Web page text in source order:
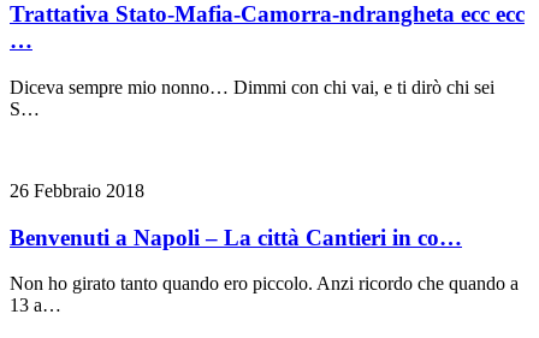
Trattativa Stato-Mafia-Camorra-ndrangheta ecc ecc
…
Diceva sempre mio nonno… Dimmi con chi vai, e ti dirò chi sei
S…
26 Febbraio 2018
Benvenuti a Napoli – La città Cantieri in co…
Non ho girato tanto quando ero piccolo. Anzi ricordo che quando a
13 a…